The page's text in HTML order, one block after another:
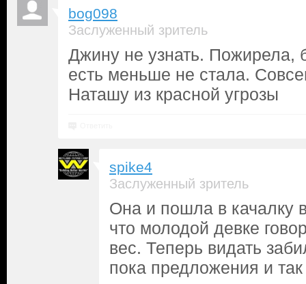
bog098
Заслуженный зритель
Джину не узнать. Пожирела,
есть меньше не стала.
Наташу из красной угрозы
spike4
Заслуженный зритель
Она и пошла в качалку
что молодой девке
вес. Теперь видать
пока предложения и так